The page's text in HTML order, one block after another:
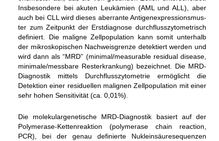
Ins­be­son­dere bei aku­ten Leuk­ämien (AML und ALL), aber
auch bei CLL wird die­ses aberrante Anti­gen­ex­pres­si­ons­mus­
ter zum Zeit­punkt der Erst­dia­gnose durch­fluss­zy­to­me­trisch
defi­niert. Die mali­gne Zell­po­pu­la­tion kann somit unter­halb
der mikro­sko­pi­schen Nach­weis­grenze detek­tiert wer­den und
wird dann als “MRD” (mini­mal/mea­sura­ble resi­dual disease,
mini­male/mess­bare Rester­kran­kung) bezeich­net. Die MRD-​
Dia­gnos­tik mit­tels Durch­fluss­zy­to­me­trie ermög­licht die
Detek­tion einer resi­du­el­len mali­gnen Zell­po­pu­la­tion mit einer
sehr hohen Sen­si­ti­vi­tät (ca. 0,01%).
Die mole­ku­lar­ge­ne­ti­sche MRD-​Dia­gnos­tik basiert auf der
Poly­me­rase-​Ket­ten­re­ak­tion (poly­me­rase chain reac­tion,
PCR), bei der genau defi­nierte Nukle­in­säu­re­se­quen­zen